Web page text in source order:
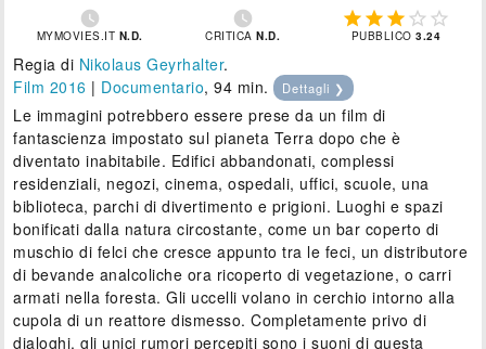

MYMOVIES.IT N.D.

CRITICAN.D.
    
PUBBLICO3.24
Regia di Nikolaus Geyrhalter.
Film 2016 | Documentario, 94 min. Dettagli ❯
Le immagini potrebbero essere prese da un film di
fantascienza impostato sul pianeta Terra dopo che è
diventato inabitabile. Edifici abbandonati, complessi
residenziali, negozi, cinema, ospedali, uffici, scuole, una
biblioteca, parchi di divertimento e prigioni. Luoghi e spazi
bonificati dalla natura circostante, come un bar coperto di
muschio di felci che cresce appunto tra le feci, un distributore
di bevande analcoliche ora ricoperto di vegetazione, o carri
armati nella foresta. Gli uccelli volano in cerchio intorno alla
cupola di un reattore dismesso. Completamente privo di
dialoghi, gli unici rumori percepiti sono i suoni di questa